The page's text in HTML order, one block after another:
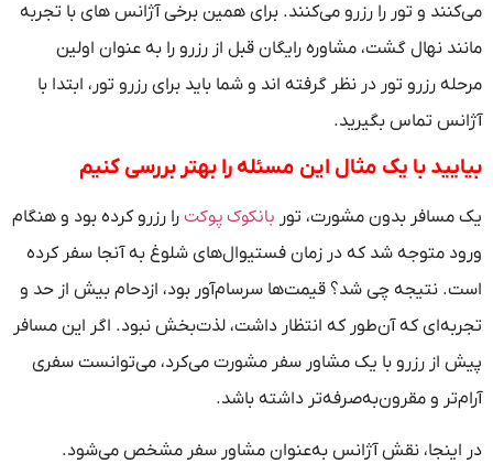
می‌کنند و تور را رزرو می‌کنند. برای همین برخی آژانس های با تجربه
مانند نهال گشت، مشاوره رایگان قبل از رزرو را به عنوان اولین
مرحله رزرو تور در نظر گرفته اند و شما باید برای رزرو تور، ابتدا با
آژانس تماس بگیرید.
بیایید با یک مثال این مسئله را بهتر بررسی کنیم
یک مسافر بدون مشورت، تور بانکوک پوکت را رزرو کرده بود و هنگام
ورود متوجه شد که در زمان فستیوال‌های شلوغ به آنجا سفر کرده
است. نتیجه چی شد؟ قیمت‌ها سرسام‌آور بود، ازدحام بیش از حد و
تجربه‌ای که آن‌طور که انتظار داشت، لذت‌بخش نبود. اگر این مسافر
پیش از رزرو با یک مشاور سفر مشورت می‌کرد، می‌توانست سفری
آرام‌تر و مقرون‌به‌صرفه‌تر داشته باشد.
در اینجا، نقش آژانس به‌عنوان مشاور سفر مشخص می‌شود.